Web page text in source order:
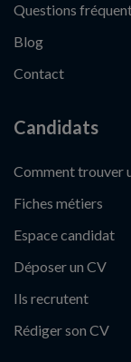
Questions
Blog
Contact
Candidats
Comment trouver
Fiches métiers
Espace candidat
Déposer un CV
Ils recrutent
Rédiger son CV